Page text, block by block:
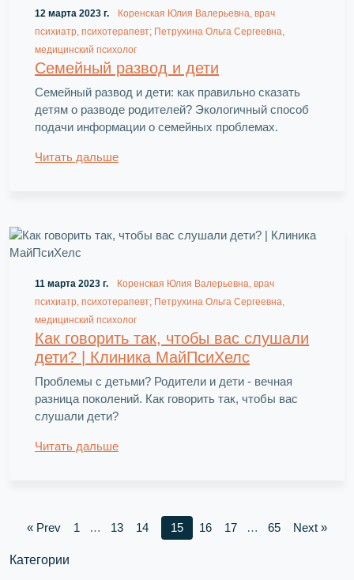
12 марта 2023 г.
Коренская Юлия Валерьевна, врач
психиатр, психотерапевт; Петрухина Ольга Сергеевна,
медицинский психолог
Семейный развод и дети
Семейный развод и дети: как правильно сказать
детям о разводе родителей? Экологичный способ
подачи информации о семейных проблемах.
Читать дальше
11 марта 2023 г.
Коренская Юлия Валерьевна, врач
психиатр, психотерапевт; Петрухина Ольга Сергеевна,
медицинский психолог
Как говорить так, чтобы вас слушали
дети? | Клиника МайПсиХелс
Проблемы с детьми? Родители и дети - вечная
разница поколений. Как говорить так, чтобы вас
слушали дети?
Читать дальше
« Prev 1 … 13 14 15 16 17 … 65 Next »
Категории